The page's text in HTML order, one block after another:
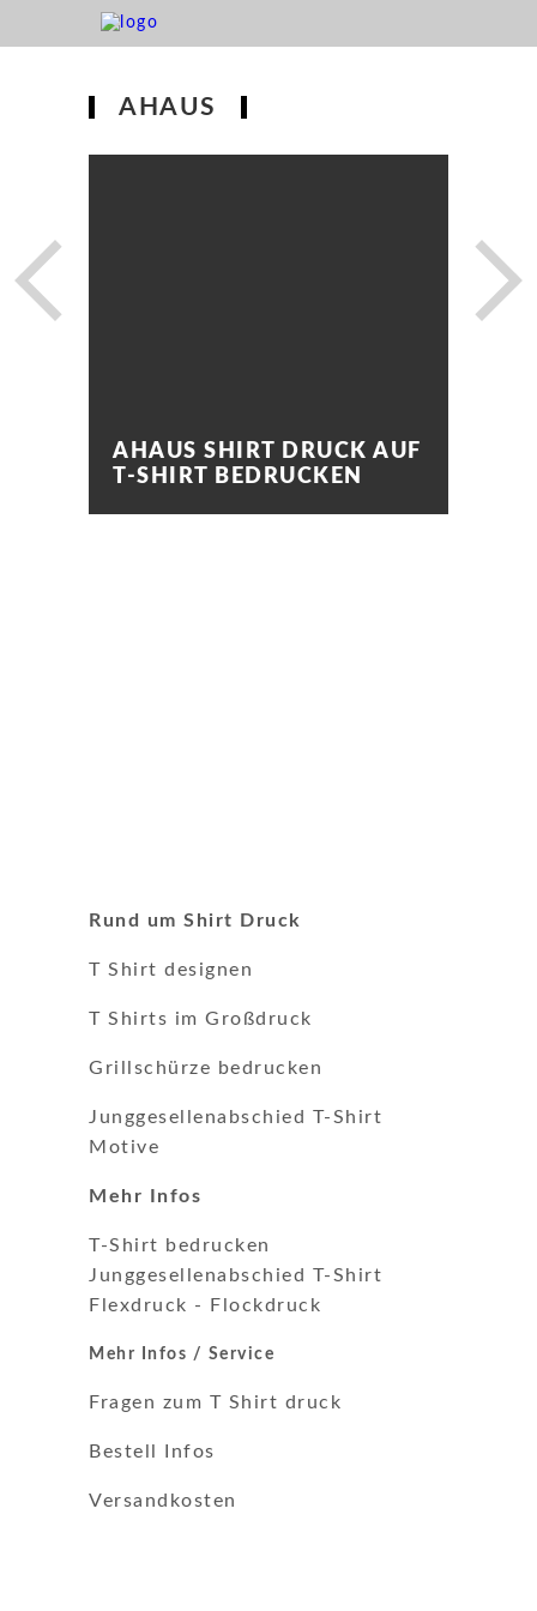
AHAUS
AHAUS SHIRT DRUCK AUF
T-SHIRT BEDRUCKEN
Rund um Shirt Druck
T Shirt designen
T Shirts im Großdruck
Grillschürze bedrucken
Junggesellenabschied T-Shirt
Motive
Mehr Infos
T-Shirt bedrucken
Junggesellenabschied T-Shirt
Flexdruck - Flockdruck
Mehr Infos / Service
Fragen zum T Shirt druck
Bestell Infos
Versandkosten